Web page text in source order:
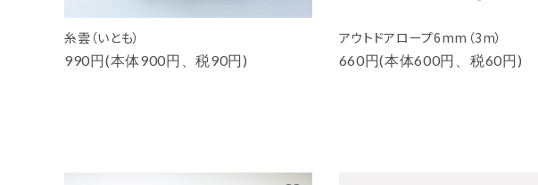
糸雲（いとも）
990円(本体900円、税90円)
アウトドアロープ6mm（3m）
660円(本体600円、税60円)